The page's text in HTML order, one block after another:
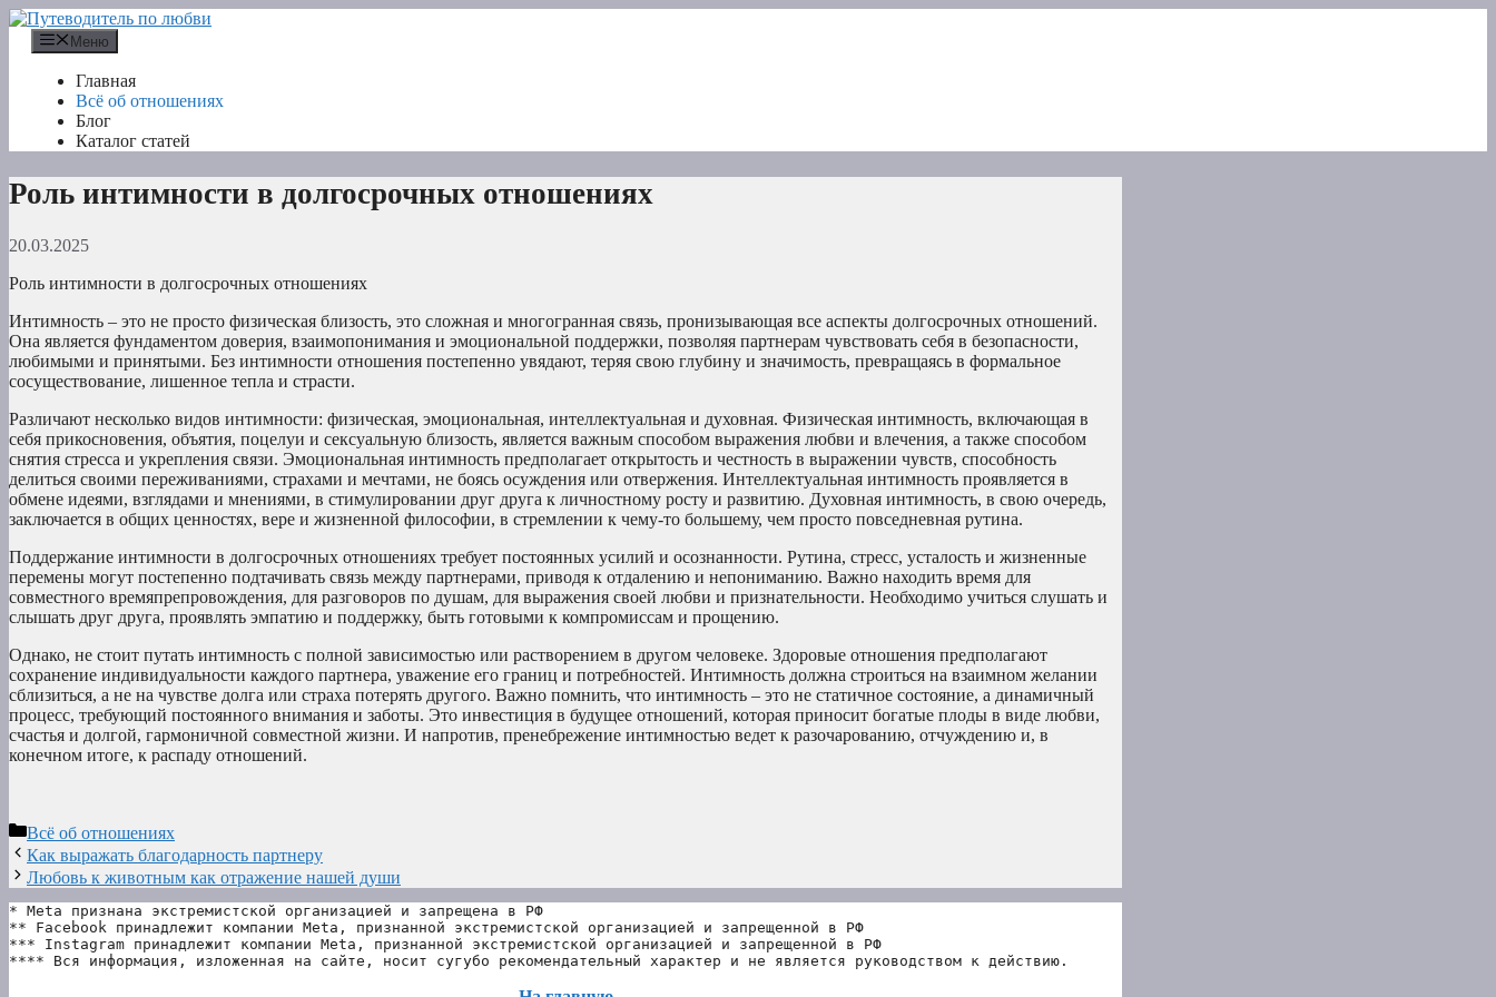
Перейти
содержимому
Меню
Главная
Всё об отношениях
Блог
Каталог статей
Роль интимности в долгосрочных отношениях
20.03.2025
Роль интимности в долгосрочных отношениях
Интимность – это не просто физическая близость, это сложная и многогранная связь, пронизывающая все аспекты долгосрочных отношений.
Она является фундаментом доверия, взаимопонимания и эмоциональной поддержки, позволяя партнерам чувствовать себя в безопасности,
любимыми и принятыми. Без интимности отношения постепенно увядают, теряя свою глубину и значимость, превращаясь в формальное
сосуществование, лишенное тепла и страсти.
Различают несколько видов интимности: физическая, эмоциональная, интеллектуальная и духовная. Физическая интимность, включающая в
себя прикосновения, объятия, поцелуи и сексуальную близость, является важным способом выражения любви и влечения, а также способом
снятия стресса и укрепления связи. Эмоциональная интимность предполагает открытость и честность в выражении чувств, способность
делиться своими переживаниями, страхами и мечтами, не боясь осуждения или отвержения. Интеллектуальная интимность проявляется в
обмене идеями, взглядами и мнениями, в стимулировании друг друга к личностному росту и развитию. Духовная интимность, в свою очередь,
заключается в общих ценностях, вере и жизненной философии, в стремлении к чему-то большему, чем просто повседневная рутина.
Поддержание интимности в долгосрочных отношениях требует постоянных усилий и осознанности. Рутина, стресс, усталость и жизненные
перемены могут постепенно подтачивать связь между партнерами, приводя к отдалению и непониманию. Важно находить время для
совместного времяпрепровождения, для разговоров по душам, для выражения своей любви и признательности. Необходимо учиться слушать и
слышать друг друга, проявлять эмпатию и поддержку, быть готовыми к компромиссам и прощению.
Однако, не стоит путать интимность с полной зависимостью или растворением в другом человеке. Здоровые отношения предполагают
сохранение индивидуальности каждого партнера, уважение его границ и потребностей. Интимность должна строиться на взаимном желании
сблизиться, а не на чувстве долга или страха потерять другого. Важно помнить, что интимность – это не статичное состояние, а динамичный
процесс, требующий постоянного внимания и заботы. Это инвестиция в будущее отношений, которая приносит богатые плоды в виде любви,
счастья и долгой, гармоничной совместной жизни. И напротив, пренебрежение интимностью ведет к разочарованию, отчуждению и, в
конечном итоге, к распаду отношений.
Рубрики
Всё об отношениях
Как выражать благодарность партнеру
Любовь к животным как отражение нашей души
* Meta признана экстремистской организацией и запрещена в РФ
** Facebook принадлежит компании Meta, признанной экстремистской организацией и запрещенной в РФ
*** Instagram принадлежит компании Meta, признанной экстремистской организацией и запрещенной в РФ
**** Вся информация, изложенная на сайте, носит сугубо рекомендательный характер и не является руководством к действию.